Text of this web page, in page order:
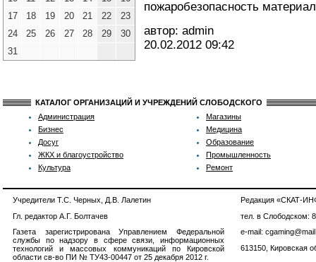
17
18 19 20 21 22
23
24
25 26 27 28 29
30
31
пожаробезопасность
автор: admin
20.02.2012 09:42
КАТАЛОГ ОРГАНИЗАЦИЙ И УЧРЕЖДЕНИЙ СЛОБОДСКОГО
Администрация
Бизнес
Досуг
ЖКХ и благоустройство
Культура
Магазины
Медицина
Образование
Промышленность
Ремонт
Учредители Т.С. Черных, Д.В. Лалетин
Гл. редактор А.Г. Болтачев
Газета зарегистрирована Управлением Федеральной
службы по надзору в сфере связи, информационных
технологий и массовых коммуникаций по Кировской
области св-во ПИ № ТУ43-00447 от 25 декабря 2012 г.
Редакция «СКАТ-
тел. в Слободском:
e-mail:
613150, Кировская